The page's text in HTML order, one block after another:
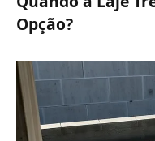
Opção?